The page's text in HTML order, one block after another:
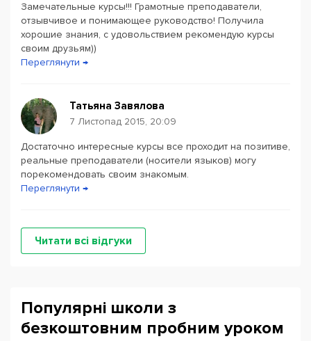
Замечательные курсы!!! Грамотные преподаватели,
отзывчивое и понимающее руководство! Получила
хорошие знания, с удовольствием рекомендую курсы
своим друзьям))
Переглянути →
Татьяна Завялова
7 Листопад 2015, 20:09
Достаточно интересные курсы все проходит на позитиве,
реальные преподаватели (носители языков) могу
порекомендовать своим знакомым.
Переглянути →
Читати всі відгуки
Популярні школи з
безкоштовним пробним уроком